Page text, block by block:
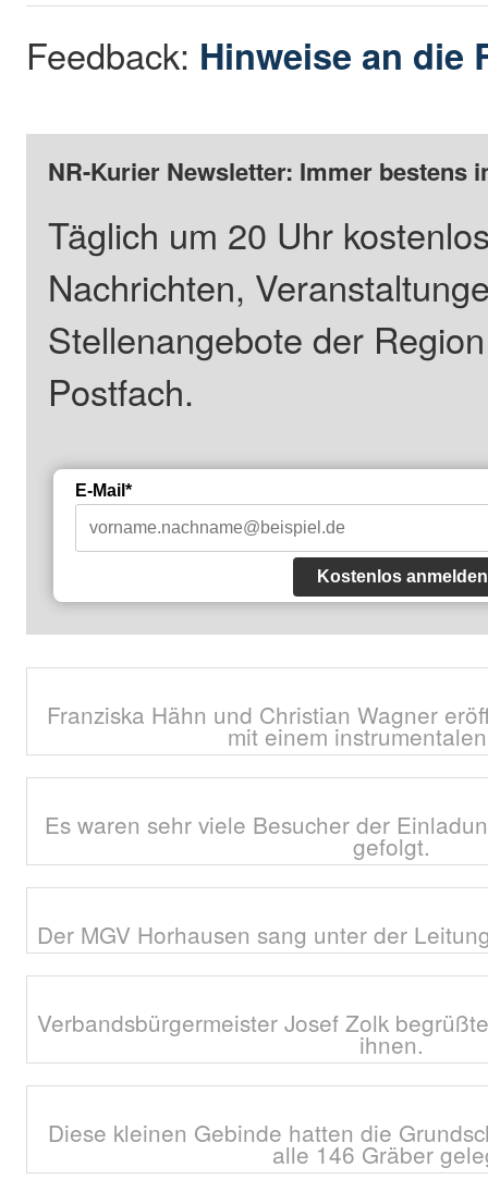
Feedback: Hinweise an die
NR-Kurier Newsletter: Immer bestens
Täglich um 20 Uhr
Nachrichten,
Stellenangebote der
Postfach.
E-Mail*
Kostenlos anmelden
Franziska Hähn und Christian Wagner
mit einem
Es waren sehr viele Besucher der
gefolgt.
Der MGV Horhausen sang unter der
Verbandsbürgermeister Josef Zolk
ihnen.
Diese kleinen Gebinde hatten die
alle 146 Gräber